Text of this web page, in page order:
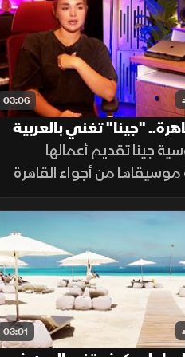
03:06
"جينا" تغني بالعربية
جينا تقديم أعمالها
موسيقاها من أجواء القاهرة
صعوبة اللغة، ساعية
قاعدة جماهيرية داخل
03:01